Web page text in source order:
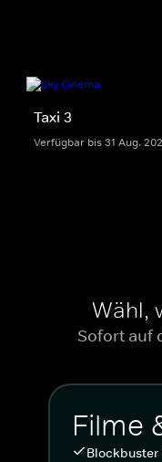
Taxi 3
Verfügbar bis 31 Aug.
Wähl,
Sofort auf
Filme
Blockbuster